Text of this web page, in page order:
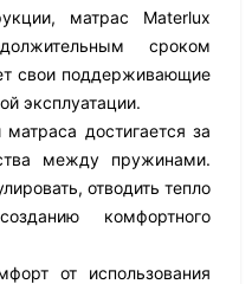
матрас Materlux
сроком
свои поддерживающие
эксплуатации.
достигается за
между пружинами.
отводить тепло
комфортного
от использования